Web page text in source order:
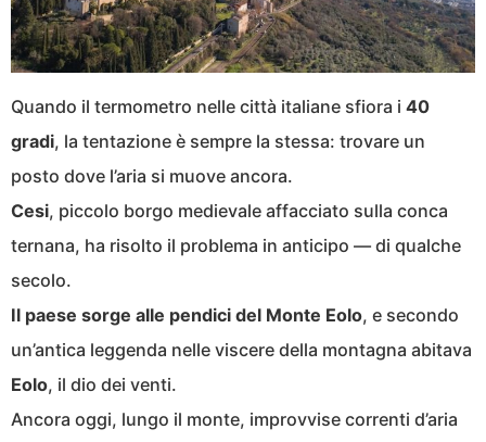
Quando il termometro nelle città italiane sfiora i 40
gradi, la tentazione è sempre la stessa: trovare un
posto dove l’aria si muove ancora.
Cesi, piccolo borgo medievale affacciato sulla conca
ternana, ha risolto il problema in anticipo — di qualche
secolo.
Il paese sorge alle pendici del Monte Eolo, e secondo
un’antica leggenda nelle viscere della montagna abitava
Eolo, il dio dei venti.
Ancora oggi, lungo il monte, improvvise correnti d’aria